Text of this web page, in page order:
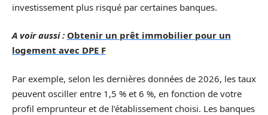
investissement plus risqué par certaines banques.
A voir aussi : Obtenir un prêt immobilier pour un
logement avec DPE F
Par exemple, selon les dernières données de 2026, les taux
peuvent osciller entre 1,5 % et 6 %, en fonction de votre
profil emprunteur et de l’établissement choisi. Les banques